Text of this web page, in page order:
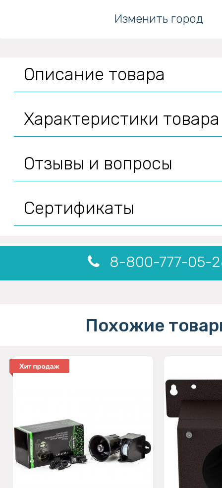
Изменить город
Описание товара
Характеристики товара
Отзывы и вопросы
Сертификаты
8-800-777-05-
Похожие